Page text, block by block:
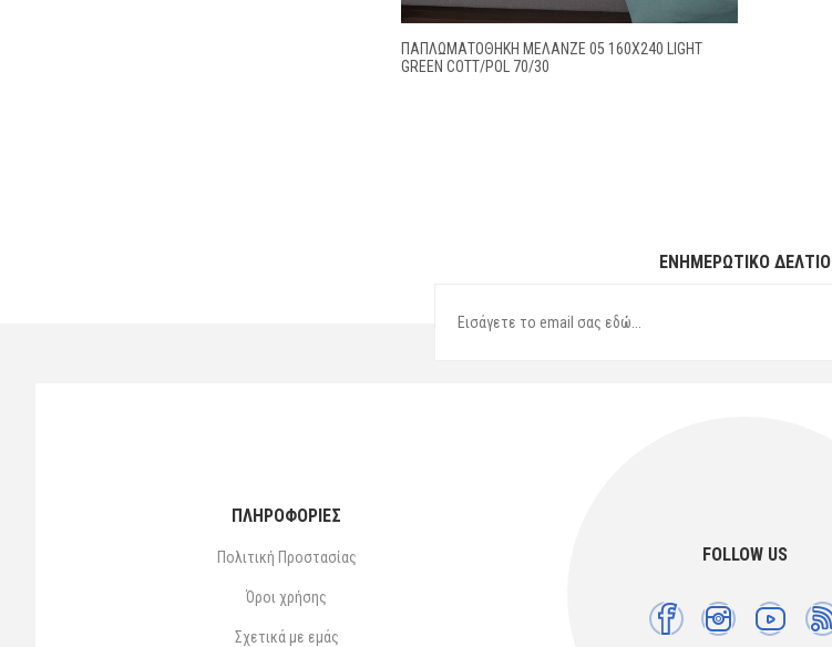
ΠΑΠΛΩΜΑΤΟΘΗΚΗ ΜΕΛΑΝΖΈ 05 160Χ240 LIGHT
GREEN COTT/POL 70/30
ΕΝΗΜΕΡΩΤΙΚΌ ΔΕΛΤΊΟ
FOLLOW US
ΠΛΗΡΟΦΟΡΙΕΣ
Πολιτική Προστασίας
Όροι χρήσης
Σχετικά με εμάς